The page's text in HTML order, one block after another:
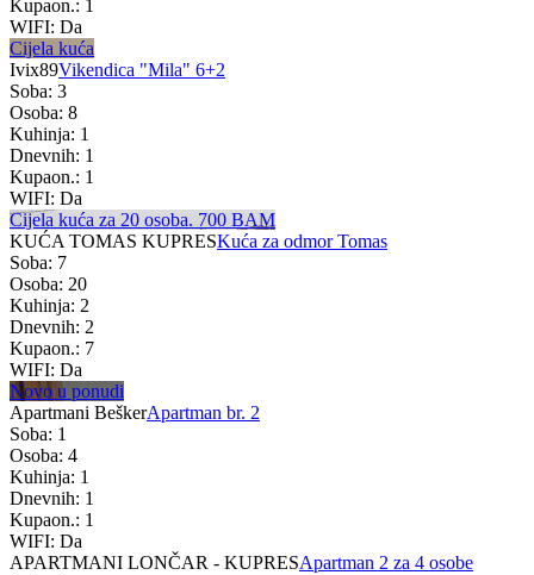
Kupaon.: 1
WIFI: Da
Cijela kuća
Ivix89Vikendica "Mila" 6+2
Soba: 3
Osoba: 8
Kuhinja: 1
Dnevnih: 1
Kupaon.: 1
WIFI: Da
Cijela kuća za 20 osoba. 700 BAM
KUĆA TOMAS KUPRESKuća za odmor Tomas
Soba: 7
Osoba: 20
Kuhinja: 2
Dnevnih: 2
Kupaon.: 7
WIFI: Da
Novo u ponudi
Apartmani BeškerApartman br. 2
Soba: 1
Osoba: 4
Kuhinja: 1
Dnevnih: 1
Kupaon.: 1
WIFI: Da
APARTMANI LONČAR - KUPRESApartman 2 za 4 osobe